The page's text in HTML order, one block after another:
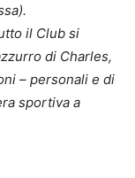
il Club si
di Charles,
– personali e di
sportiva a